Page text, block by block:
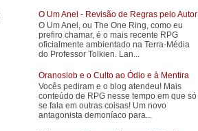
O Um Anel - Revisão de Regras pelo Autor
O Um Anel, ou The One Ring, como eu
prefiro chamar, é o mais recente RPG
oficialmente ambientado na Terra-Média
do Professor Tolkien. Lan...
Oranoslob e o Culto ao Ódio e à Mentira
Vocês pediram e o blog atendeu! Mais
conteúdo de RPG nesse tempo em que só
se fala em outras coisas! Um novo
antagonista demoníaco para...